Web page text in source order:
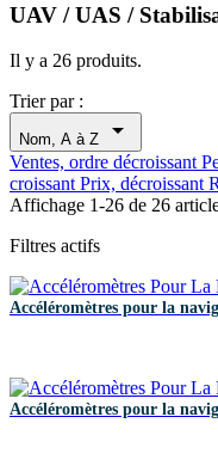
UAV / UAS /
Il y a 26 produits.
Trier par :
Nom, A à Z 
Ventes, ordre décroissant
croissantPrix, décroissant
Affichage 1-26 de 26
Filtres actifs
Accéléromètres pour la
Accéléromètres pour la